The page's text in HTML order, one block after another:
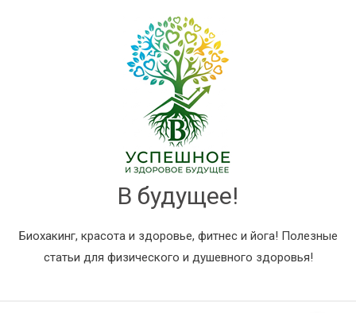
В будущее!
Биохакинг, красота и здоровье, фитнес и йога! Полезные
статьи для физического и душевного здоровья!